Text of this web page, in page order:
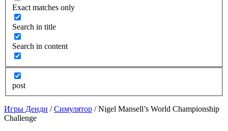
Exact matches only
Search in title
Search in content
post
Игры Денди /Симулятор /Nigel Mansell’s World Championship
Challenge